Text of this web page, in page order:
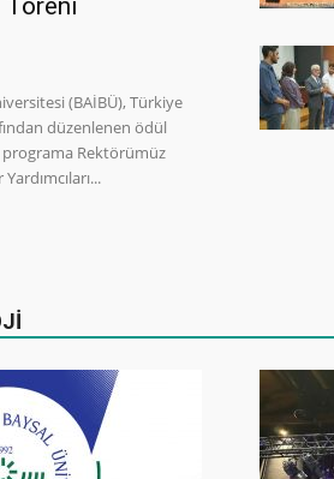
(BAİBÜ), Türkiye
düzenlenen ödül
Rektörümüz